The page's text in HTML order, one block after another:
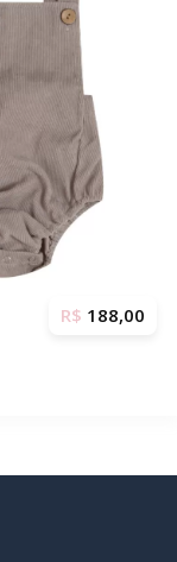
R$ 188,00